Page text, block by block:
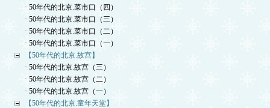
· 50年代的北京.菜市口（四）
· 50年代的北京.菜市口（三）
· 50年代的北京.菜市口（二）
· 50年代的北京.菜市口（一）
【50年代的北京.故宫】
· 50年代的北京.故宫（三）
· 50年代的北京.故宫（二）
· 50年代的北京.故宫（一）
【50年代的北京.童年天堂】